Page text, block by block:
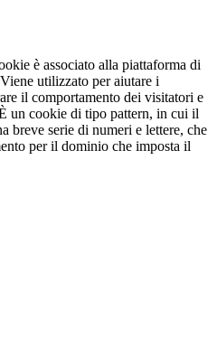
è associato alla piattaforma di
utilizzato per aiutare i
il comportamento dei visitatori e
un cookie di tipo pattern, in cui il
breve serie di numeri e lettere, che
per il dominio che imposta il